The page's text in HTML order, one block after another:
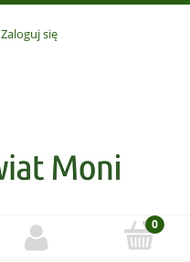
Zaloguj się